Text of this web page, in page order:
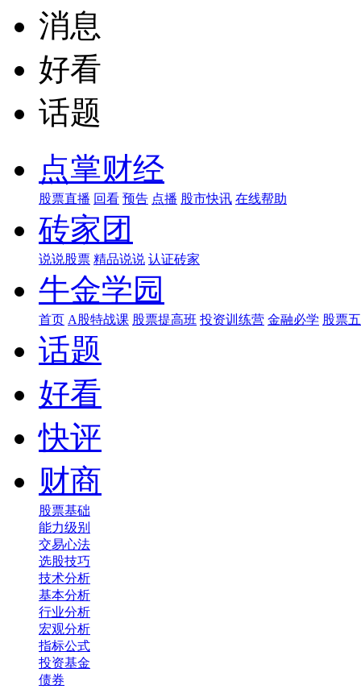
消息
好看
话题
点掌财经
股票直播 回看 预告 点播 股市快讯 在线帮助
砖家团
说说股票 精品说说 认证砖家
牛金学园
首页 A股特战课 股票提高班 投资训练营 金融必学 股票
话题
好看
快评
财商
股票基础
能力级别
交易心法
选股技巧
技术分析
基本分析
行业分析
宏观分析
指标公式
投资基金
债券